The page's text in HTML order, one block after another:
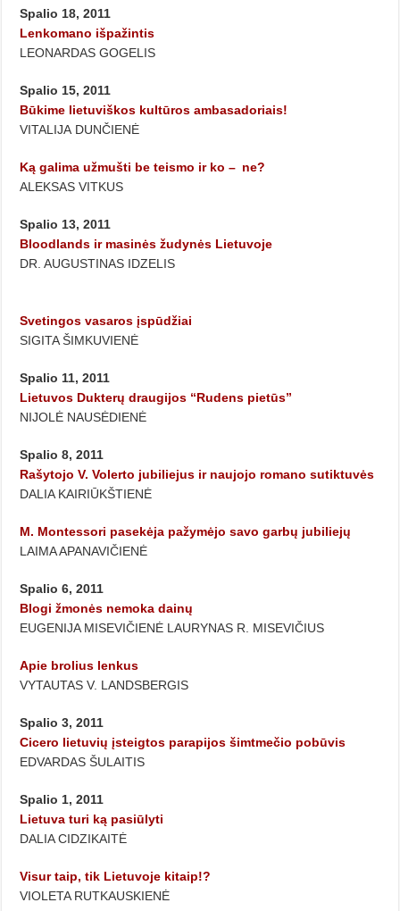
Spalio 18, 2011
Lenkomano išpažintis
LEONARDAS GOGELIS
Spalio 15, 2011
Būkime lietuviškos kultūros ambasadoriais!
VITALIJA DUNČIENĖ
Ką galima užmušti be teismo ir ko – ne?
ALEKSAS VITKUS
Spalio 13, 2011
Bloodlands ir masinės žudynės Lietuvoje
DR. AUGUSTINAS IDZELIS
Svetingos vasaros įspūdžiai
SIGITA ŠIMKUVIENĖ
Spalio 11, 2011
Lietuvos Dukterų draugijos “Rudens pietūs”
NIJOLĖ NAUSĖDIENĖ
Spalio 8, 2011
Rašytojo V. Volerto jubiliejus ir naujojo romano sutiktuvės
DALIA KAIRIŪKŠTIENĖ
M. Montessori pasekėja pažymėjo savo garbų jubiliejų
LAIMA APANAVIČIENĖ
Spalio 6, 2011
Blogi žmonės nemoka dainų
EUGENIJA MISEVIČIENĖ LAURYNAS R. MISEVIČIUS
Apie brolius lenkus
VYTAUTAS V. LANDSBERGIS
Spalio 3, 2011
Cicero lietuvių įsteigtos parapijos šimtmečio pobūvis
EDVARDAS ŠULAITIS
Spalio 1, 2011
Lietuva turi ką pasiūlyti
DALIA CIDZIKAITĖ
Visur taip, tik Lietuvoje kitaip!?
VIOLETA RUTKAUSKIENĖ